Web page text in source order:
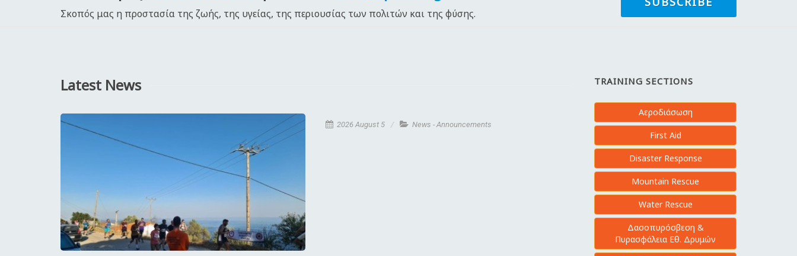
Σκοπός μας η προστασία της ζωής, της υγείας, της περιουσίας των πολιτών και της φύσης.
Latest News
2026 August 5 News - Announcements
TRAINING SECTIONS
Αεροδιάσωση
First Aid
Disaster Response
Mountain Rescue
Water Rescue
Δασοπυρόσβεση &
Πυρασφάλεια Εθ. Δρυμών